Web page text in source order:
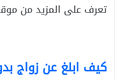
تعرف على المزيد من
كيف ابلغ عن زواج